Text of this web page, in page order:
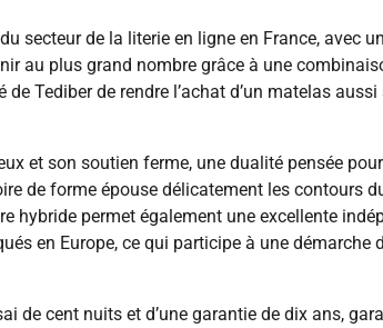
secteur de la literie en ligne en France, avec
au plus grand nombre grâce à une
Tediber de rendre l’achat d’un matelas
et son soutien ferme, une dualité pensée
de forme épouse délicatement les contours
hybride permet également une excellente
en Europe, ce qui participe à une
de cent nuits et d’une garantie de dix ans,